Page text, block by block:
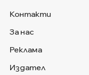
Контакти
За нас
Реклама
Издател